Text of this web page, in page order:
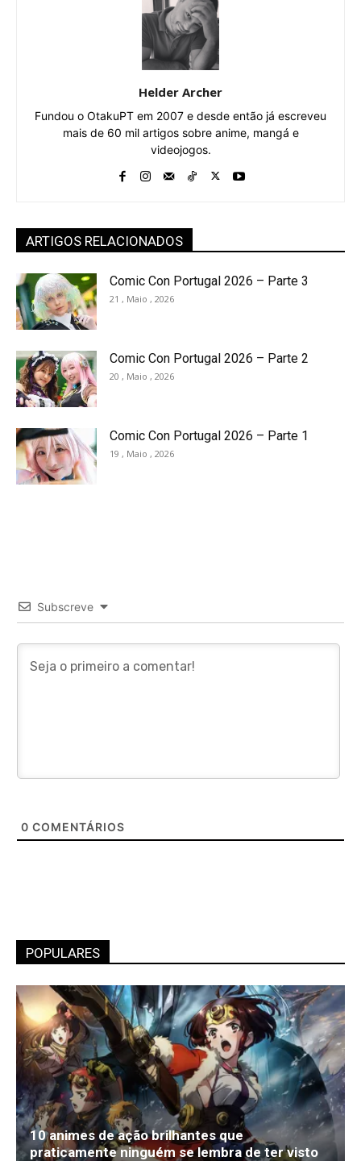
Helder Archer
Fundou o OtakuPT em 2007 e desde então já escreveu
mais de 60 mil artigos sobre anime, mangá e
videojogos.
ARTIGOS RELACIONADOS
Comic Con Portugal 2026 – Parte 3
21 , Maio , 2026
Comic Con Portugal 2026 – Parte 2
20 , Maio , 2026
Comic Con Portugal 2026 – Parte 1
19 , Maio , 2026
Subscreve
0 COMENTÁRIOS
POPULARES
10 animes de ação brilhantes que
praticamente ninguém se lembra de ter visto